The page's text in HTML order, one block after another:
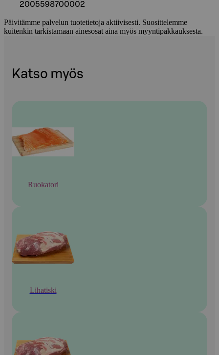
2005598700002
Päivitämme palvelun tuotetietoja aktiivisesti. Suosittelemme
kuitenkin tarkistamaan ainesosat aina myös myyntipakkauksesta.
Katso myös
Ruokatori
Lihatiski